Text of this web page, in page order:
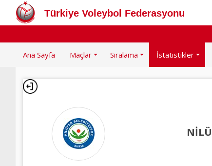
Türkiye Voleybol Federasyonu
Ana Sayfa Maçlar Sıralama İstatistikler